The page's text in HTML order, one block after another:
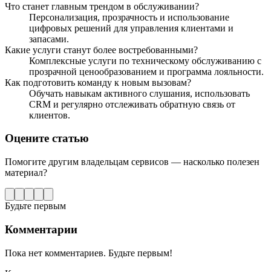
Что станет главным трендом в обслуживании?
Персонализация, прозрачность и использование
цифровых решений для управления клиентами и
запасами.
Какие услуги станут более востребованными?
Комплексные услуги по техническому обслуживанию с
прозрачной ценообразованием и программа лояльности.
Как подготовить команду к новым вызовам?
Обучать навыкам активного слушания, использовать
CRM и регулярно отслеживать обратную связь от
клиентов.
Оцените статью
Помогите другим владельцам сервисов — насколько полезен
материал?
Будьте первым
Комментарии
Пока нет комментариев. Будьте первым!